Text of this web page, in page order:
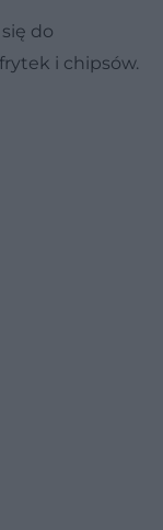
do
i chipsów.